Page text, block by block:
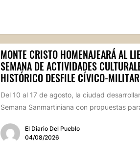
MONTE CRISTO HOMENAJEARÁ AL
SEMANA DE ACTIVIDADES
HISTÓRICO DESFILE CÍVICO-MILITAR
Del 10 al 17 de agosto, la ciudad
Semana Sanmartiniana con propuestas
El Diario Del Pueblo
04/08/2026